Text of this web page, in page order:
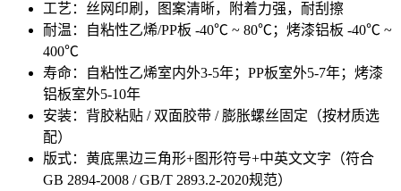
工艺：丝网印刷，图案清晰，附着力强，耐刮擦
耐温：自粘性乙烯/PP板 -40℃ ~ 80℃；烤漆铝板 -40℃ ~
400℃
寿命：自粘性乙烯室内外3-5年；PP板室外5-7年；烤漆
铝板室外5-10年
安装：背胶粘贴 / 双面胶带 / 膨胀螺丝固定（按材质选
配）
版式：黄底黑边三角形+图形符号+中英文文字（符合
GB 2894-2008 / GB/T 2893.2-2020规范）